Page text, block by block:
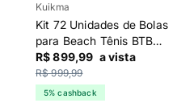
Kuikma
Kit 72 Unidades de Bolas
para Beach Tênis BTB
Pro Kuikma Laranja
R$ 899,99 a vista
R$ 999,99
5% cashback